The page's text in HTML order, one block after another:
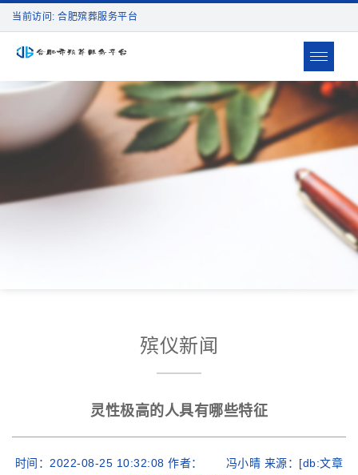
当前访问: 合肥殡葬服务平台
Toggle
殡仪新闻
灵性极高的人具有哪些特征
时间：2022-08-25 10:32:08 作者： 冯小晴 来源：[db:文章